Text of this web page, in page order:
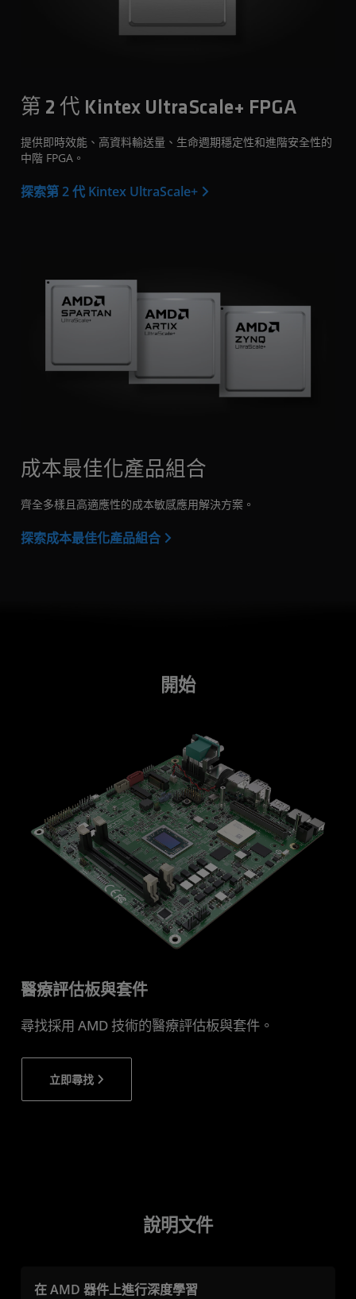
第 2 代 Kintex UltraScale+ FPGA
提供即時效能、高資料輸送量、生命週期穩定性和進階安全性的
中階 FPGA。
探索第 2 代 Kintex UltraScale+
成本最佳化產品組合
齊全多樣且高適應性的成本敏感應用解決方案。
探索成本最佳化產品組合
開始
醫療評估板與套件
尋找採用 AMD 技術的醫療評估板與套件。
立即尋找
說明文件
在 AMD 器件上進行深度學習